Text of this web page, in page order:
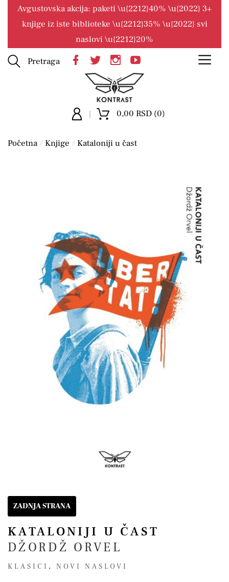
Avgustovska akcija: paketi \u{2212}40% \u{2022} 3+
knjige iz iste biblioteke \u{2212}35% \u{2022} svi
naslovi \u{2212}20%
Pretraga
0,00 RSD (0)
Početna Knjige Kataloniji u čast
ZADNJA STRANA
KATALONIJI U ČAST
DŽORDŽ ORVEL
KLASICI , NOVI NASLOVI